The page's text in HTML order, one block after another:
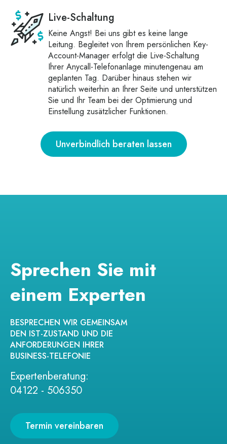
Live-Schaltung
Keine Angst! Bei uns gibt es keine lange
Leitung. Begleitet von Ihrem persönlichen Key-
Account-Manager erfolgt die Live-Schaltung
Ihrer Anycall-Telefonanlage minutengenau am
geplanten Tag. Darüber hinaus stehen wir
natürlich weiterhin an Ihrer Seite und unterstützen
Sie und Ihr Team bei der Optimierung und
Einstellung zusätzlicher Funktionen.
Unverbindlich beraten lassen
Sprechen Sie mit
einem Experten
BESPRECHEN WIR GEMEINSAM
DEN IST-ZUSTAND UND DIE
ANFORDERUNGEN IHRER
BUSINESS-TELEFONIE
Expertenberatung:
04122 - 506350
Termin vereinbaren